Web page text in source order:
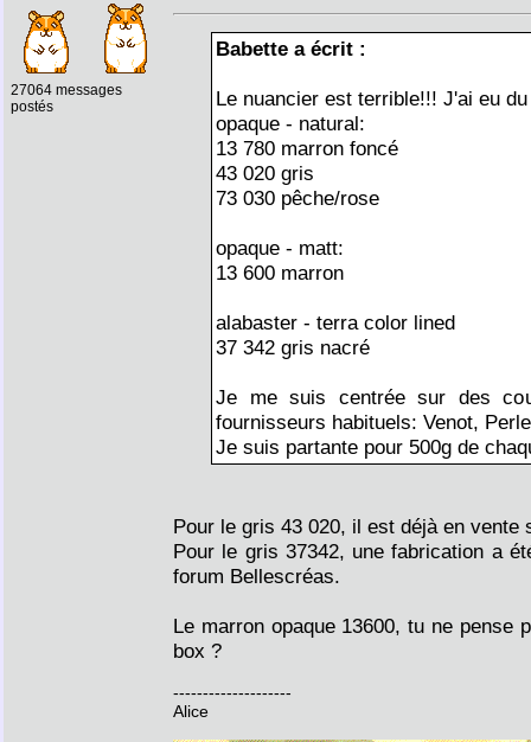
27064 messages
postés
Babette a écrit :
Le nuancier est terrible!!! J'ai eu
opaque - natural:
13 780 marron foncé
43 020 gris
73 030 pêche/rose
opaque - matt:
13 600 marron
alabaster - terra color lined
37 342 gris nacré
Je me suis centrée sur des
fournisseurs habituels: Venot,
Je suis partante pour 500g de
Pour le gris 43 020, il est déjà en vente
Pour le gris 37342, une fabrication a
forum Bellescréas.
Le marron opaque 13600, tu ne pense
box ?
--------------------
Alice